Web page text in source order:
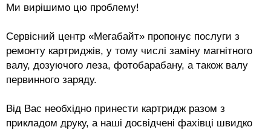
Ми вирішимо цю проблему!
Сервісний центр «Мегабайт» пропонує послуги з
ремонту картриджів, у тому числі заміну магнітного
валу, дозуючого леза, фотобарабану, а також валу
первинного заряду.
Від Вас необхідно принести картридж разом з
прикладом друку, а наші досвідчені фахівці швидко